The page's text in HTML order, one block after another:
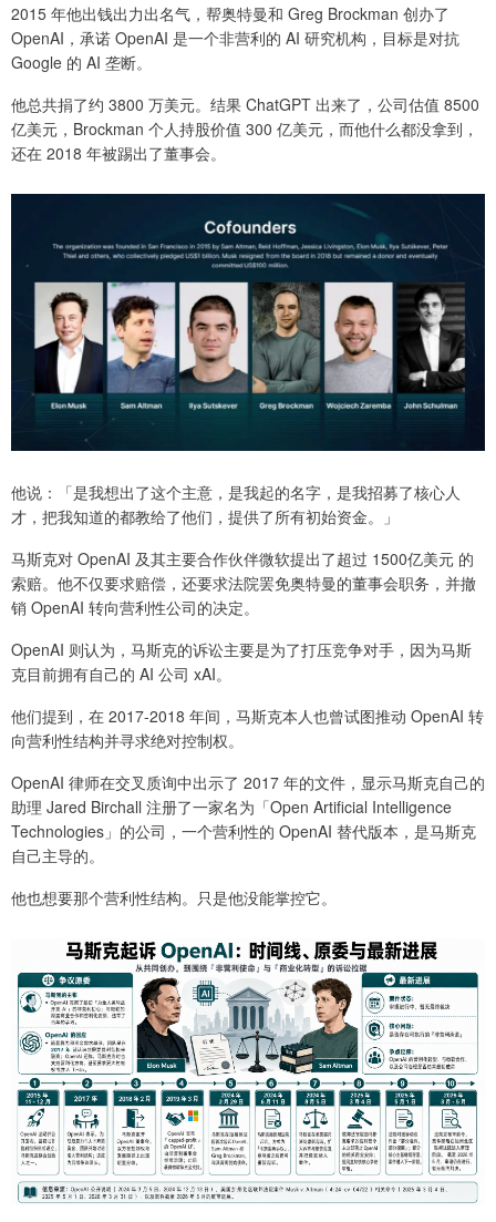
2015 年他出钱出力出名气，帮奥特曼和 Greg Brockman 创办了
OpenAI，承诺 OpenAI 是一个非营利的 AI 研究机构，目标是对抗
Google 的 AI 垄断。
他总共捐了约 3800 万美元。结果 ChatGPT 出来了，公司估值 8500
亿美元，Brockman 个人持股价值 300 亿美元，而他什么都没拿到，
还在 2018 年被踢出了董事会。
他说：「是我想出了这个主意，是我起的名字，是我招募了核心人
才，把我知道的都教给了他们，提供了所有初始资金。」
马斯克对 OpenAI 及其主要合作伙伴微软提出了超过 1500亿美元 的
索赔。他不仅要求赔偿，还要求法院罢免奥特曼的董事会职务，并撤
销 OpenAI 转向营利性公司的决定。
OpenAI 则认为，马斯克的诉讼主要是为了打压竞争对手，因为马斯
克目前拥有自己的 AI 公司 xAI。
他们提到，在 2017-2018 年间，马斯克本人也曾试图推动 OpenAI 转
向营利性结构并寻求绝对控制权。
OpenAI 律师在交叉质询中出示了 2017 年的文件，显示马斯克自己的
助理 Jared Birchall 注册了一家名为「Open Artificial Intelligence
Technologies」的公司，一个营利性的 OpenAI 替代版本，是马斯克
自己主导的。
他也想要那个营利性结构。只是他没能掌控它。